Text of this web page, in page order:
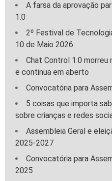
A farsa da aprovação
1.0
2º Festival de
10 de Maio 2026
Chat Control 1.0 morreu
e continua em aberto
Convocatória para
5 coisas que importa
sobre crianças e redes
Assembleia Geral e
2025-2027
Convocatória para
2025